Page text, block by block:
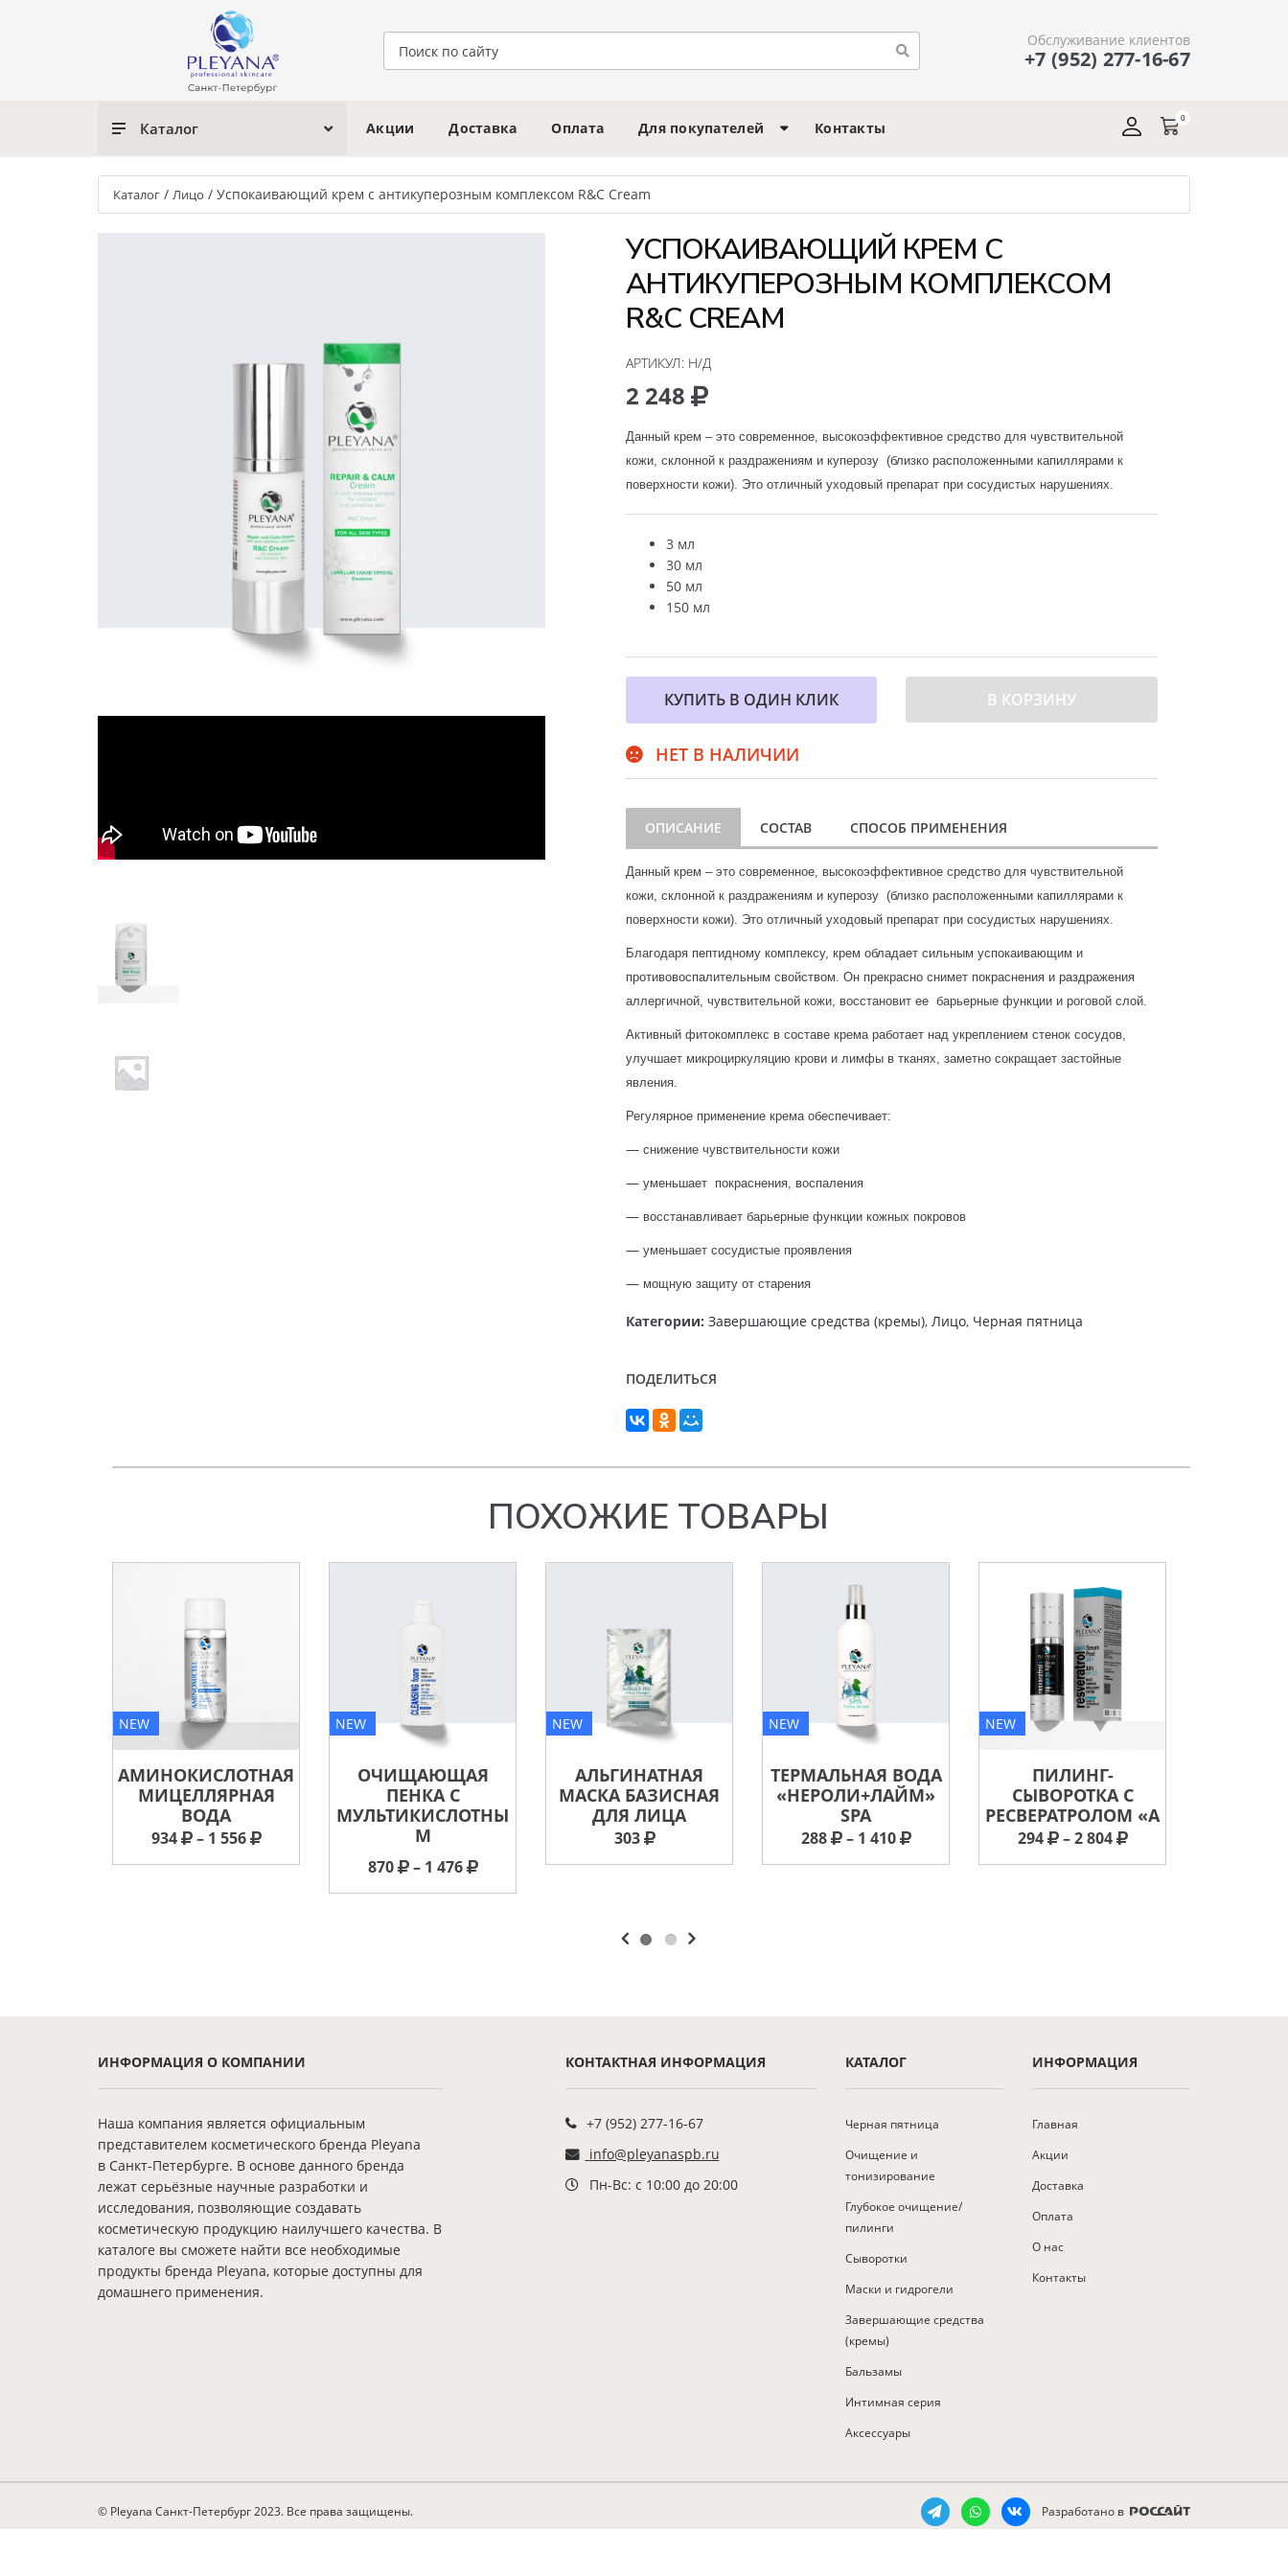
Обслуживание клиентов
+7 (952) 277-16-67
Каталог Акции Доставка Оплата Для покупателей Контакты
0
Каталог / Лицо / Успокаивающий крем с антикуперозным комплексом R&C Cream
УСПОКАИВАЮЩИЙ КРЕМ С
АНТИКУПЕРОЗНЫМ КОМПЛЕКСОМ
R&C CREAM
АРТИКУЛ: Н/Д
2 248
Данный крем – это современное, высокоэффективное средство для чувствительной
кожи, склонной к раздражениям и куперозу (близко расположенными капиллярами к
поверхности кожи). Это отличный уходовый препарат при сосудистых нарушениях.
3 мл
30 мл
50 мл
150 мл
В КОРЗИНУ
КУПИТЬ В ОДИН КЛИК
НЕТ В НАЛИЧИИ
ОПИСАНИЕ СОСТАВ СПОСОБ ПРИМЕНЕНИЯ
Данный крем – это современное, высокоэффективное средство для чувствительной
кожи, склонной к раздражениям и куперозу (близко расположенными капиллярами к
поверхности кожи). Это отличный уходовый препарат при сосудистых нарушениях.
Благодаря пептидному комплексу, крем обладает сильным успокаивающим и
противовоспалительным свойством. Он прекрасно снимет покраснения и раздражения
аллергичной, чувствительной кожи, восстановит ее барьерные функции и роговой слой.
Активный фитокомплекс в составе крема работает над укреплением стенок сосудов,
улучшает микроциркуляцию крови и лимфы в тканях, заметно сокращает застойные
явления.
Регулярное применение крема обеспечивает:
— снижение чувствительности кожи
— уменьшает покраснения, воспаления
— восстанавливает барьерные функции кожных покровов
— уменьшает сосудистые проявления
— мощную защиту от старения
Категории: Завершающие средства (кремы), Лицо, Черная пятница
ПОДЕЛИТЬСЯ
ПОХОЖИЕ ТОВАРЫ
NEW
АМИНОКИСЛОТНАЯ
МИЦЕЛЛЯРНАЯ
ВОДА
934 – 1 556
NEW
ОЧИЩАЮЩАЯ
ПЕНКА С
МУЛЬТИКИСЛОТНЫ
М
870 – 1 476
NEW
АЛЬГИНАТНАЯ
МАСКА БАЗИСНАЯ
ДЛЯ ЛИЦА
303
NEW
ТЕРМАЛЬНАЯ ВОДА
«НЕРОЛИ+ЛАЙМ»
SPA
288 – 1 410
NEW
ПИЛИНГ-
СЫВОРОТКА С
РЕСВЕРАТРОЛОМ «А
294 – 2 804
ИНФОРМАЦИЯ О КОМПАНИИ
Наша компания является официальным
представителем косметического бренда Pleyana
в Санкт-Петербурге. В основе данного бренда
лежат серьёзные научные разработки и
исследования, позволяющие создавать
косметическую продукцию наилучшего качества. В
каталоге вы сможете найти все необходимые
продукты бренда Pleyana, которые доступны для
домашнего применения.
КОНТАКТНАЯ ИНФОРМАЦИЯ
+7 (952) 277-16-67
info@pleyanaspb.ru
Пн-Вс: с 10:00 до 20:00
КАТАЛОГ
Черная пятница
Очищение и
тонизирование
Глубокое очищение/
пилинги
Сыворотки
Маски и гидрогели
Завершающие средства
(кремы)
Бальзамы
Интимная серия
Аксессуары
ИНФОРМАЦИЯ
Главная
Акции
Доставка
Оплата
О нас
Контакты
© Pleyana Санкт-Петербург 2023. Все права защищены. Разработано в